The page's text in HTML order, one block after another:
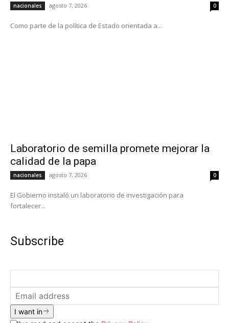
nacionales agosto 7, 2026 0
Como parte de la política de Estado orientada a...
Laboratorio de semilla promete mejorar la
calidad de la papa
nacionales agosto 7, 2026 0
El Gobierno instaló un laboratorio de investigación para
fortalecer...
Subscribe
I want in